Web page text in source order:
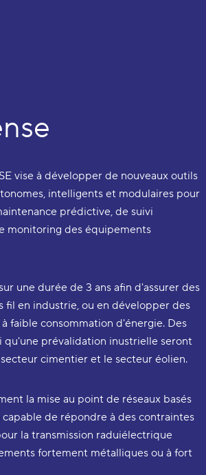
vise à développer de nouveaux outils
intelligents et modulaires pour
prédictive, de suivi
monitoring des équipements
une durée de 3 ans afin d'assurer des
fil en industrie, ou en développer des
faible consommation d'énergie. Des
qu'une prévalidation inustrielle seront
cimentier et le secteur éolien.
la mise au point de réseaux basés
capable de répondre à des contraintes
la transmission raduiélectrique
fortement métalliques ou à fort